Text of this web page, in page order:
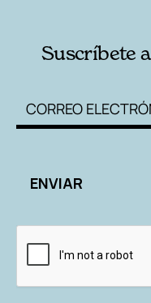
Suscríbete